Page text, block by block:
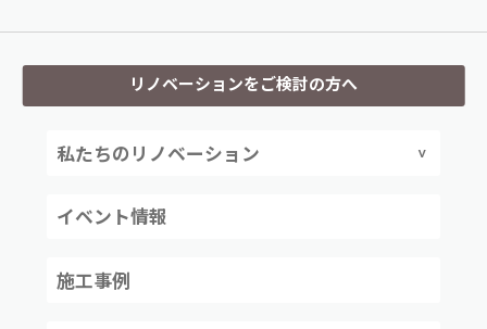
リノベーションをご検討の方へ
私たちのリノベーション
イベント情報
施工事例